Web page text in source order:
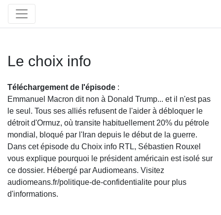
Le choix info
Téléchargement de l'épisode :
Emmanuel Macron dit non à Donald Trump... et il n'est pas
le seul. Tous ses alliés refusent de l'aider à débloquer le
détroit d'Ormuz, où transite habituellement 20% du pétrole
mondial, bloqué par l'Iran depuis le début de la guerre.
Dans cet épisode du Choix info RTL, Sébastien Rouxel
vous explique pourquoi le président américain est isolé sur
ce dossier. Hébergé par Audiomeans. Visitez
audiomeans.fr/politique-de-confidentialite pour plus
d'informations.